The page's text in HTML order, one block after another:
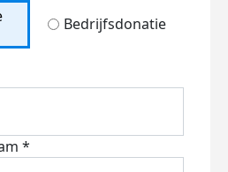
Bedrijfsdonatie
*